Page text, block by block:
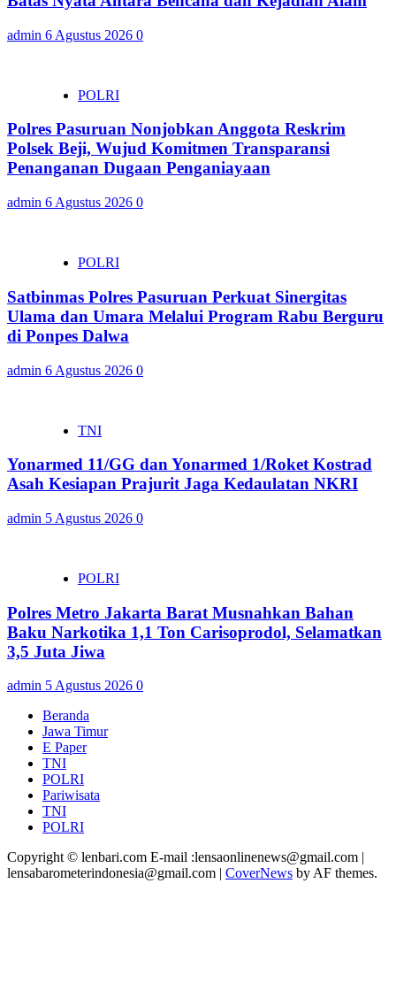
admin 6 Agustus 2026 0
POLRI
Polres Pasuruan Nonjobkan Anggota Reskrim
Polsek Beji, Wujud Komitmen Transparansi
Penanganan Dugaan Penganiayaan
admin 6 Agustus 2026 0
POLRI
Satbinmas Polres Pasuruan Perkuat Sinergitas
Ulama dan Umara Melalui Program Rabu Berguru
di Ponpes Dalwa
admin 6 Agustus 2026 0
TNI
Yonarmed 11/GG dan Yonarmed 1/Roket Kostrad
Asah Kesiapan Prajurit Jaga Kedaulatan NKRI
admin 5 Agustus 2026 0
POLRI
Polres Metro Jakarta Barat Musnahkan Bahan
Baku Narkotika 1,1 Ton Carisoprodol, Selamatkan
3,5 Juta Jiwa
admin 5 Agustus 2026 0
Beranda
Jawa Timur
E Paper
TNI
POLRI
Pariwisata
TNI
POLRI
Copyright © lenbari.com E-mail :lensaonlinenews@gmail.com |
lensabarometerindonesia@gmail.com | CoverNews by AF themes.